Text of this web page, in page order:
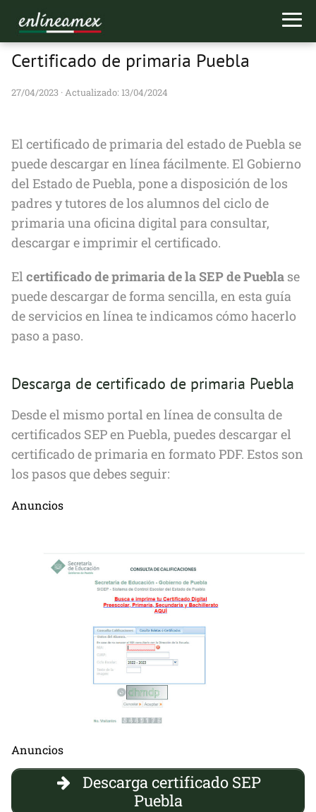
Certificado de primaria Puebla
27/04/2023 · Actualizado: 13/04/2024
El certificado de primaria del estado de Puebla se
puede descargar en línea fácilmente. El Gobierno
del Estado de Puebla, pone a disposición de los
padres y tutores de los alumnos del ciclo de
primaria una oficina digital para consultar,
descargar e imprimir el certificado.
El certificado de primaria de la SEP de Puebla se
puede descargar de forma sencilla, en esta guía
de servicios en línea te indicamos cómo hacerlo
paso a paso.
Descarga de certificado de primaria Puebla
Desde el mismo portal en línea de consulta de
certificados SEP en Puebla, puedes descargar el
certificado de primaria en formato PDF. Estos son
los pasos que debes seguir:
Anuncios
Anuncios
Descarga certificado SEP
Puebla